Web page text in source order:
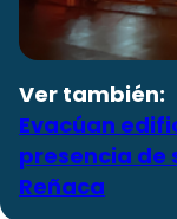
Ver también:
Evacúan
presencia de
Reñaca